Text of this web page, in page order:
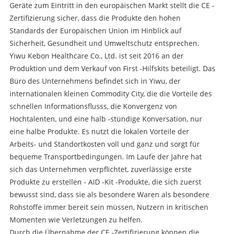
Geräte zum Eintritt in den europäischen Markt stellt die CE -
Zertifizierung sicher, dass die Produkte den hohen
Standards der Europäischen Union im Hinblick auf
Sicherheit, Gesundheit und Umweltschutz entsprechen.
Yiwu Kebon Healthcare Co., Ltd. ist seit 2016 an der
Produktion und dem Verkauf von First -Hilfskits beteiligt. Das
Büro des Unternehmens befindet sich in Yiwu, der
internationalen kleinen Commodity City, die die Vorteile des
schnellen Informationsflusss, die Konvergenz von
Hochtalenten, und eine halb -stündige Konversation, nur
eine halbe Produkte. Es nutzt die lokalen Vorteile der
Arbeits- und Standortkosten voll und ganz und sorgt für
bequeme Transportbedingungen. Im Laufe der Jahre hat
sich das Unternehmen verpflichtet, zuverlässige erste
Produkte zu erstellen - AID -Kit -Produkte, die sich zuerst
bewusst sind, dass sie als besondere Waren als besondere
Rohstoffe immer bereit sein müssen, Nutzern in kritischen
Momenten wie Verletzungen zu helfen.